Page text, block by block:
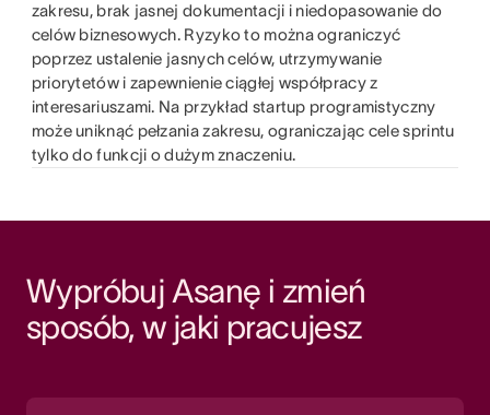
zakresu, brak jasnej dokumentacji i niedopasowanie do
celów biznesowych. Ryzyko to można ograniczyć
poprzez ustalenie jasnych celów, utrzymywanie
priorytetów i zapewnienie ciągłej współpracy z
interesariuszami. Na przykład startup programistyczny
może uniknąć pełzania zakresu, ograniczając cele sprintu
tylko do funkcji o dużym znaczeniu.
Wypróbuj Asanę i zmień
sposób, w jaki pracujesz